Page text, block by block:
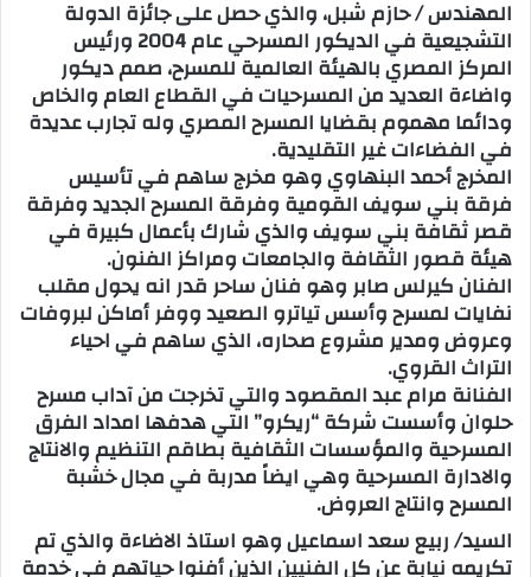
المهندس / حازم شبل، والذي حصل على جائزة الدولة
التشجيعية في الديكور المسرحي عام 2004 ورئيس
المركز المصري بالهيئة العالمية للمسرح، صمم ديكور
واضاءة العديد من المسرحيات في القطاع العام والخاص
ودائما مهموم بقضايا المسرح المصري وله تجارب عديدة
في الفضاءات غير التقليدية.
المخرج أحمد البنهاوي وهو مخرج ساهم في تأسيس
فرقة بني سويف القومية وفرقة المسرح الجديد وفرقة
قصر ثقافة بني سويف والذي شارك بأعمال كبيرة في
هيئة قصور الثقافة والجامعات ومراكز الفنون.
الفنان كيرلس صابر وهو فنان ساحر قدر انه يحول مقلب
نفايات لمسرح وأسس تياترو الصعيد ووفر أماكن لبروفات
وعروض ومدير مشروع صحاره، الذي ساهم في احياء
التراث القروي.
الفنانة مرام عبد المقصود والتي تخرجت من آداب مسرح
حلوان وأسست شركة “ريكرو” التي هدفها امداد الفرق
المسرحية والمؤسسات الثقافية بطاقم التنظيم والانتاج
والادارة المسرحية وهي ايضاً مدربة في مجال خشبة
المسرح وانتاج العروض.
السيد/ ربيع سعد اسماعيل وهو استاذ الاضاءة والذي تم
تكريمه نيابة عن كل الفنيين الذين أفنوا حياتهم في خدمة